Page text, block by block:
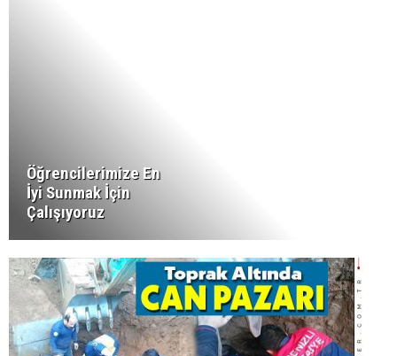
Öğrencilerimize En
İyi Sunmak İçin
Çalışıyoruz